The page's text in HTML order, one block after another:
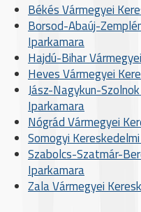
Békés Vármegyei
Borsod-Abaúj-
Iparkamara
Hajdú-Bihar
Heves Vármegyei
Jász-Nagykun-
Iparkamara
Nógrád Vármegyei
Somogyi
Szabolcs-Szatmár-
Iparkamara
Zala Vármegyei